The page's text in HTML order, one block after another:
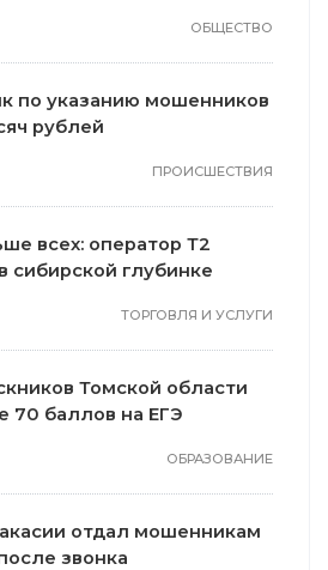
ОБЩЕСТВО
по указанию мошенников
рублей
ПРОИСШЕСТВИЯ
всех: оператор Т2
сибирской глубинке
ТОРГОВЛЯ И УСЛУГИ
Томской области
70 баллов на ЕГЭ
ОБРАЗОВАНИЕ
отдал мошенникам
звонка